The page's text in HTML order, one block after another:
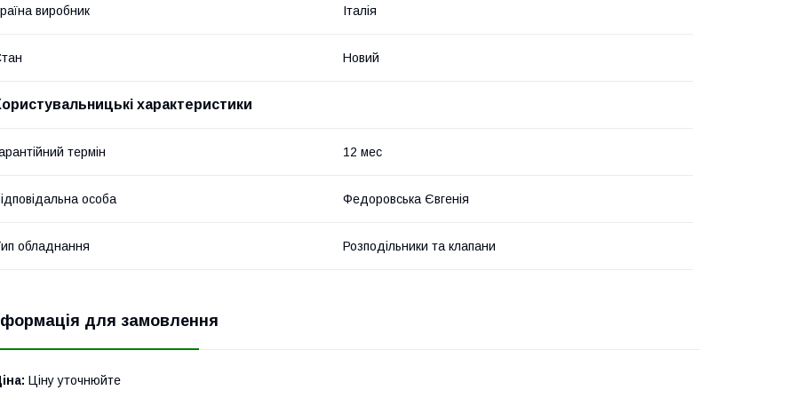
виробник Італія
Новий
характеристики
термін 12 мес
особа Федоровська Євгенія
обладнання Розподільники та клапани
для замовлення
Ціну уточнюйте